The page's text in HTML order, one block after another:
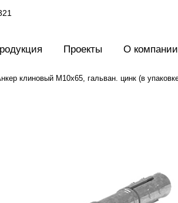
Проекты О компании
клиновый М10х65, гальван. цинк (в